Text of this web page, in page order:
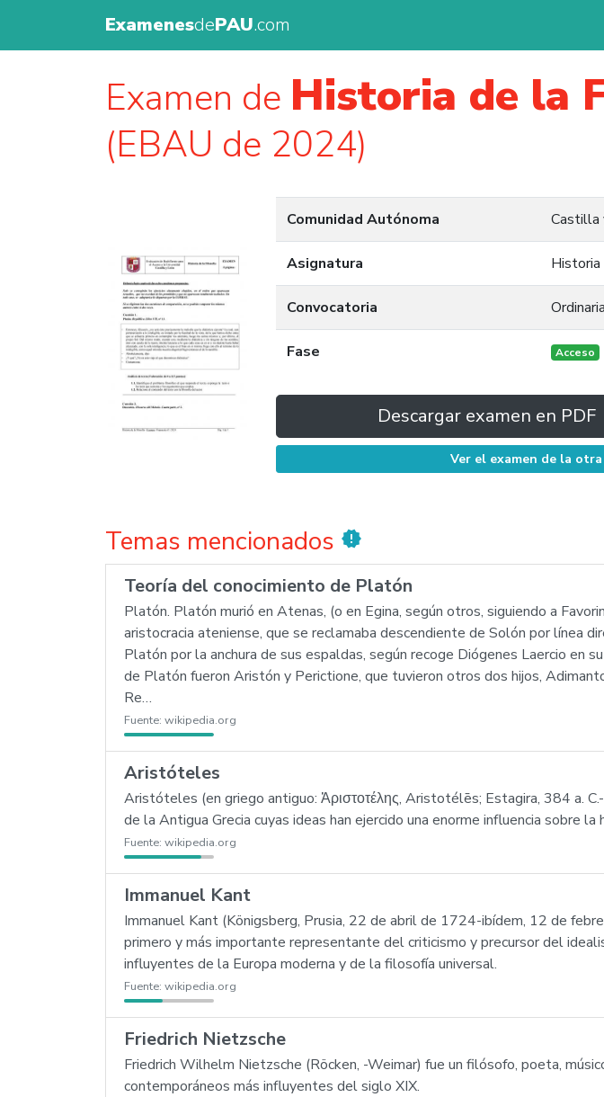
ExamenesdePAU.com
Examen de Historia de la
(EBAU de 2024)
Comunidad Autónoma Castilla
Asignatura
Convocatoria
Fase Acceso
Descargar examen en PDF
Ver el examen de la otra
Temas mencionados new_releases
Teoría del conocimiento de Platón
Platón. Platón murió en Atenas, (o en Egina, según otros, siguiendo a
aristocracia ateniense, que se reclamaba descendiente de Solón por línea
Platón por la anchura de sus espaldas, según recoge Diógenes Laercio
de Platón fueron Aristón y Perictione, que tuvieron otros dos hijos,
Re…
Fuente: wikipedia.org
Aristóteles
Aristóteles (en griego antiguo: Ἀριστοτέλης, Aristotélēs; Estagira, 384 a.
de la Antigua Grecia cuyas ideas han ejercido una enorme influencia sobre
Fuente: wikipedia.org
Immanuel Kant
Immanuel Kant (Königsberg, Prusia, 22 de abril de 1724-ibídem, 12 de
primero y más importante representante del criticismo y precursor del
influyentes de la Europa moderna y de la filosofía universal.
Fuente: wikipedia.org
Friedrich Nietzsche
Friedrich Wilhelm Nietzsche (Röcken, -Weimar) fue un filósofo, poeta,
contemporáneos más influyentes del siglo XIX.